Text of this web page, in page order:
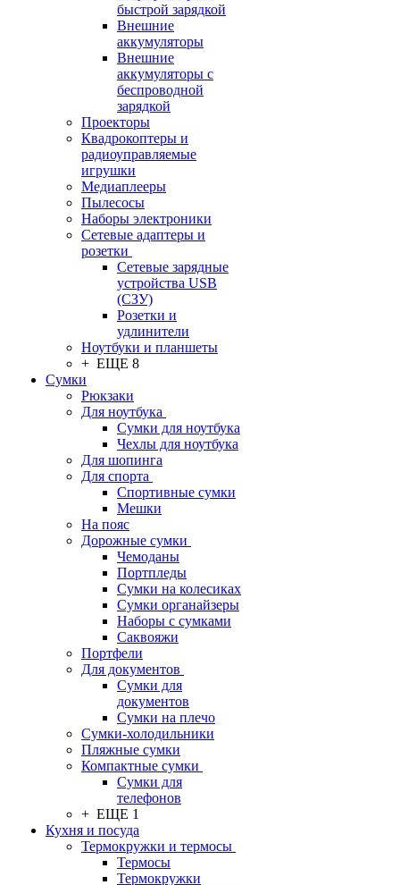
быстрой зарядкой
Внешние
аккумуляторы
Внешние
аккумуляторы с
беспроводной
зарядкой
Проекторы
Квадрокоптеры и
радиоуправляемые
игрушки
Медиаплееры
Пылесосы
Наборы электроники
Сетевые адаптеры и
розетки
Сетевые зарядные
устройства USB
(СЗУ)
Розетки и
удлинители
Ноутбуки и планшеты
+ ЕЩЕ 8
Сумки
Рюкзаки
Для ноутбука
Сумки для ноутбука
Чехлы для ноутбука
Для шопинга
Для спорта
Спортивные сумки
Мешки
На пояс
Дорожные сумки
Чемоданы
Портпледы
Сумки на колесиках
Сумки органайзеры
Наборы с сумками
Саквояжи
Портфели
Для документов
Сумки для
документов
Сумки на плечо
Сумки-холодильники
Пляжные сумки
Компактные сумки
Сумки для
телефонов
+ ЕЩЕ 1
Кухня и посуда
Термокружки и термосы
Термосы
Термокружки